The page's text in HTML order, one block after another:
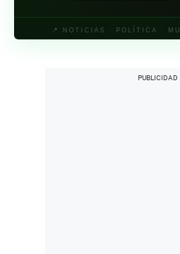
📍 NOTICIAS · POLÍTICA ·